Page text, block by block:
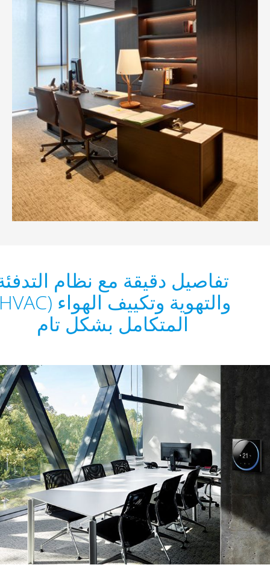
تفاصيل دقيقة مع نظام التدفئة
والتهوية وتكييف الهواء (HVAC)
المتكامل بشكل تام